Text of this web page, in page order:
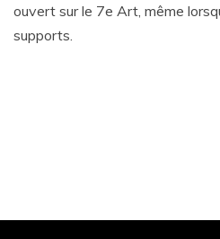
ouvert sur le 7e Art, même
supports.